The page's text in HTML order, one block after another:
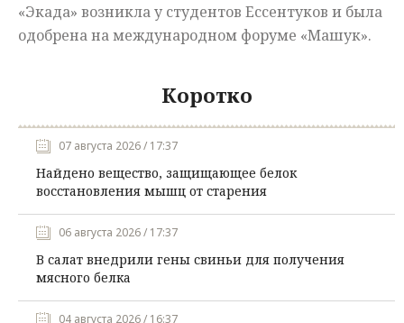
«Экада» возникла у студентов Ессентуков и была
одобрена на международном форуме «Машук».
Коротко
07 августа 2026 / 17:37
Найдено вещество, защищающее белок
восстановления мышц от старения
06 августа 2026 / 17:37
В салат внедрили гены свиньи для получения
мясного белка
04 августа 2026 / 16:37